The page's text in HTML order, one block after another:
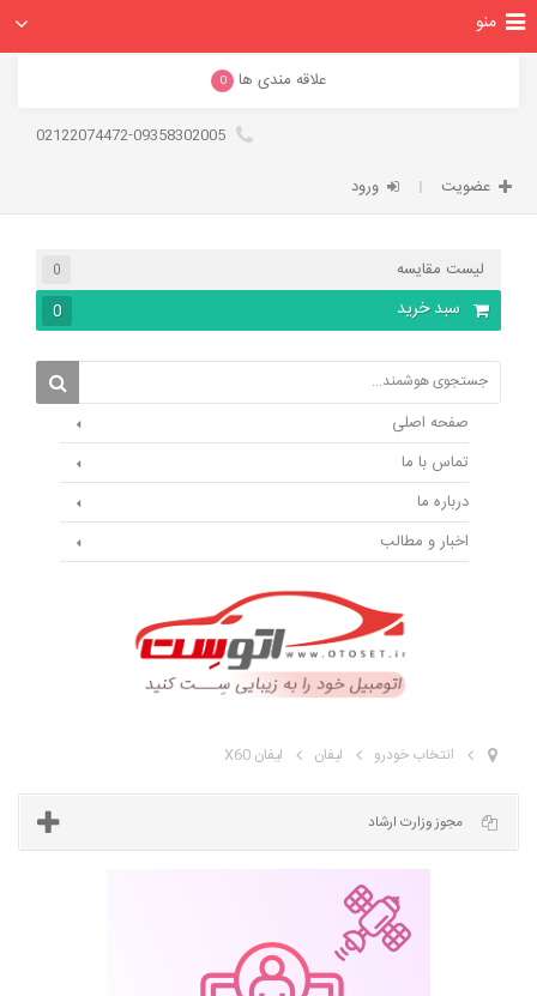
علاقه مندی ها 0
عضویت ورود
لیست مقایسه 0
سبد خرید 0
صفحه اصلی
تماس با ما
درباره ما
اخبار و مطالب
منو
انتخاب خودرو لیفان لیفان X60